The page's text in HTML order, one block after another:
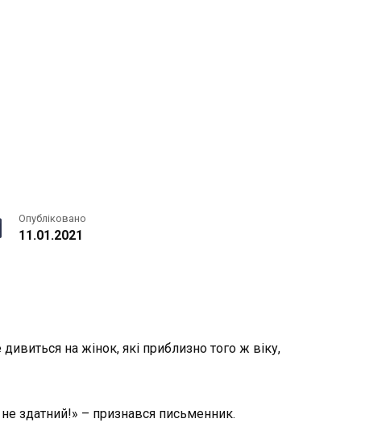
Опубліковано
11.01.2021
на жінок, які приблизно того ж віку,
здатний!» – признався письменник.